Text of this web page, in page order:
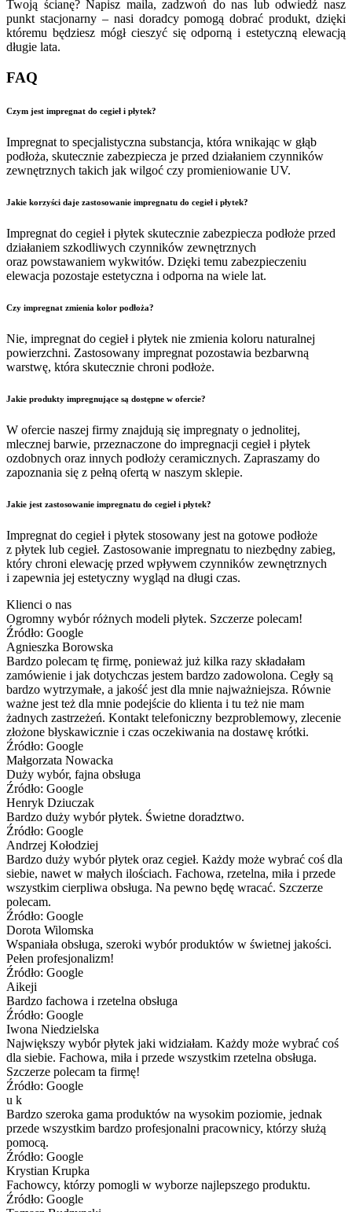
Twoją ścianę? Napisz maila, zadzwoń do nas lub odwiedź nasz
punkt stacjonarny – nasi doradcy pomogą dobrać produkt, dzięki
któremu będziesz mógł cieszyć się odporną i estetyczną elewacją
długie lata.
FAQ
Czym jest impregnat do cegieł i płytek?
Impregnat to specjalistyczna substancja, która wnikając w głąb
podłoża, skutecznie zabezpiecza je przed działaniem czynników
zewnętrznych takich jak wilgoć czy promieniowanie UV.
Jakie korzyści daje zastosowanie impregnatu do cegieł i płytek?
Impregnat do cegieł i płytek skutecznie zabezpiecza podłoże przed
działaniem szkodliwych czynników zewnętrznych
oraz powstawaniem wykwitów. Dzięki temu zabezpieczeniu
elewacja pozostaje estetyczna i odporna na wiele lat.
Czy impregnat zmienia kolor podłoża?
Nie, impregnat do cegieł i płytek nie zmienia koloru naturalnej
powierzchni. Zastosowany impregnat pozostawia bezbarwną
warstwę, która skutecznie chroni podłoże.
Jakie produkty impregnujące są dostępne w ofercie?
W ofercie naszej firmy znajdują się impregnaty o jednolitej,
mlecznej barwie, przeznaczone do impregnacji cegieł i płytek
ozdobnych oraz innych podłoży ceramicznych. Zapraszamy do
zapoznania się z pełną ofertą w naszym sklepie.
Jakie jest zastosowanie impregnatu do cegieł i płytek?
Impregnat do cegieł i płytek stosowany jest na gotowe podłoże
z płytek lub cegieł. Zastosowanie impregnatu to niezbędny zabieg,
który chroni elewację przed wpływem czynników zewnętrznych
i zapewnia jej estetyczny wygląd na długi czas.
Klienci o nas
Ogromny wybór różnych modeli płytek. Szczerze polecam!
Źródło: Google
Agnieszka Borowska
Bardzo polecam tę firmę, ponieważ już kilka razy składałam
zamówienie i jak dotychczas jestem bardzo zadowolona. Cegły są
bardzo wytrzymałe, a jakość jest dla mnie najważniejsza. Równie
ważne jest też dla mnie podejście do klienta i tu też nie mam
żadnych zastrzeżeń. Kontakt telefoniczny bezproblemowy, zlecenie
złożone błyskawicznie i czas oczekiwania na dostawę krótki.
Źródło: Google
Małgorzata Nowacka
Duży wybór, fajna obsługa
Źródło: Google
Henryk Dziuczak
Bardzo duży wybór płytek. Świetne doradztwo.
Źródło: Google
Andrzej Kołodziej
Bardzo duży wybór płytek oraz cegieł. Każdy może wybrać coś dla
siebie, nawet w małych ilościach. Fachowa, rzetelna, miła i przede
wszystkim cierpliwa obsługa. Na pewno będę wracać. Szczerze
polecam.
Źródło: Google
Dorota Wilomska
Wspaniała obsługa, szeroki wybór produktów w świetnej jakości.
Pełen profesjonalizm!
Źródło: Google
Aikeji
Bardzo fachowa i rzetelna obsługa
Źródło: Google
Iwona Niedzielska
Największy wybór płytek jaki widziałam. Każdy może wybrać coś
dla siebie. Fachowa, miła i przede wszystkim rzetelna obsługa.
Szczerze polecam ta firmę!
Źródło: Google
u k
Bardzo szeroka gama produktów na wysokim poziomie, jednak
przede wszystkim bardzo profesjonalni pracownicy, którzy służą
pomocą.
Źródło: Google
Krystian Krupka
Fachowcy, którzy pomogli w wyborze najlepszego produktu.
Źródło: Google